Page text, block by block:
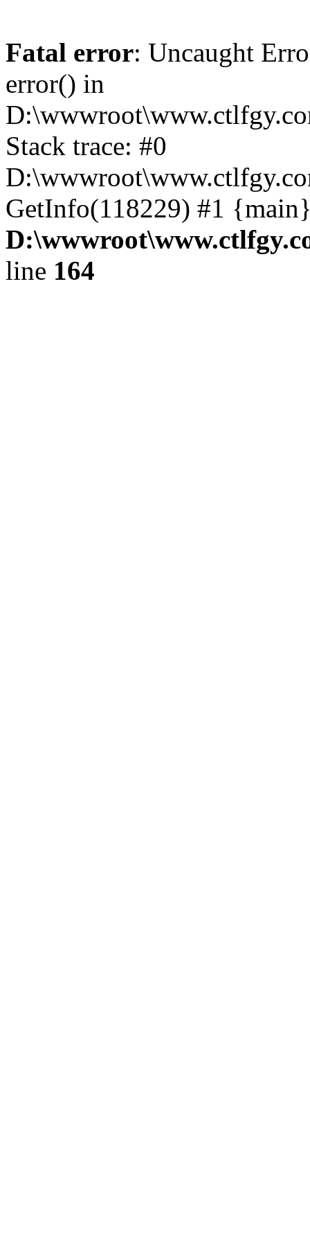
Fatal error: Uncaught
error() in
Stack trace: #0
GetInfo(118229) #1
line 164